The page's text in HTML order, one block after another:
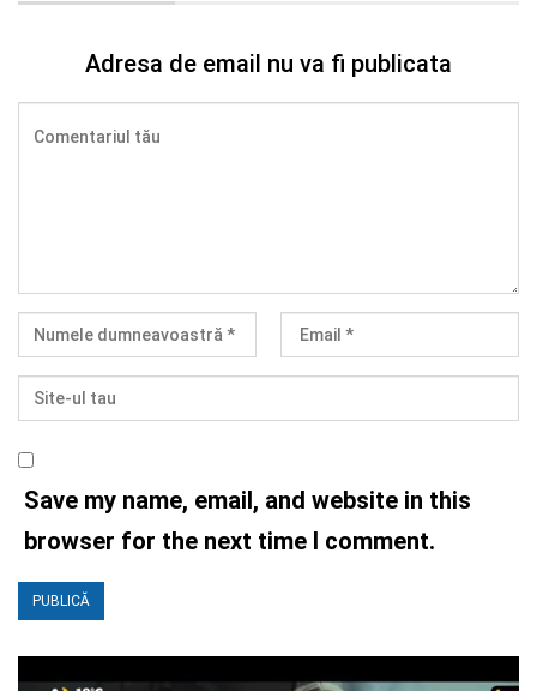
Adresa de email nu va fi publicata
Save my name, email, and website in this
browser for the next time I comment.